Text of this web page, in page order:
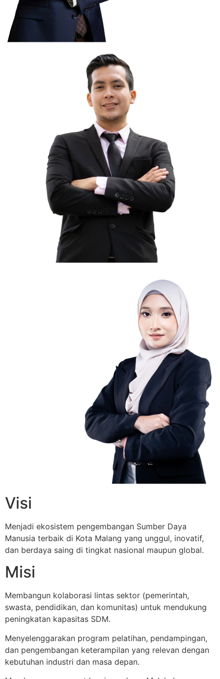
Visi
Menjadi ekosistem pengembangan Sumber Daya
Manusia terbaik di Kota Malang yang unggul, inovatif,
dan berdaya saing di tingkat nasional maupun global.
Misi
Membangun kolaborasi lintas sektor (pemerintah,
swasta, pendidikan, dan komunitas) untuk mendukung
peningkatan kapasitas SDM.
Menyelenggarakan program pelatihan, pendampingan,
dan pengembangan keterampilan yang relevan dengan
kebutuhan industri dan masa depan.